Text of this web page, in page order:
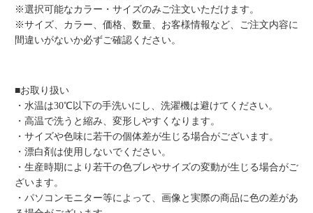
※選択可能なカラー・サイズのみご注文いただけます。
※サイズ、カラー、価格、数量、お客様情報など、ご注文内容に
間違いがないか必ずご確認ください。
■お取り扱い
・水温は30℃以下の手洗いにし、洗濯機は避けてください。
・高温で洗うと縮み、変形しやすくなります。
・サイズや色味に若干の個体差が生じる場合がございます。
・漂白剤は使用しないでください。
・生産時期により若干の色ブレやサイズの変動が生じる場合がご
ざいます。
・パソコンモニター等によって、画像と実際の商品に色の差があ